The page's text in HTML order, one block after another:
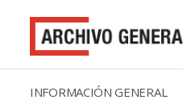
INFORMACIÓN GENERAL